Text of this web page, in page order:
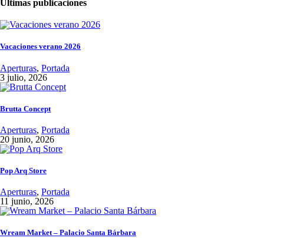
Últimas publicaciones
Vacaciones verano 2026
Aperturas, Portada
3 julio, 2026
Brutta Concept
Aperturas, Portada
20 junio, 2026
Pop Arq Store
Aperturas, Portada
11 junio, 2026
Wream Market – Palacio Santa Bárbara